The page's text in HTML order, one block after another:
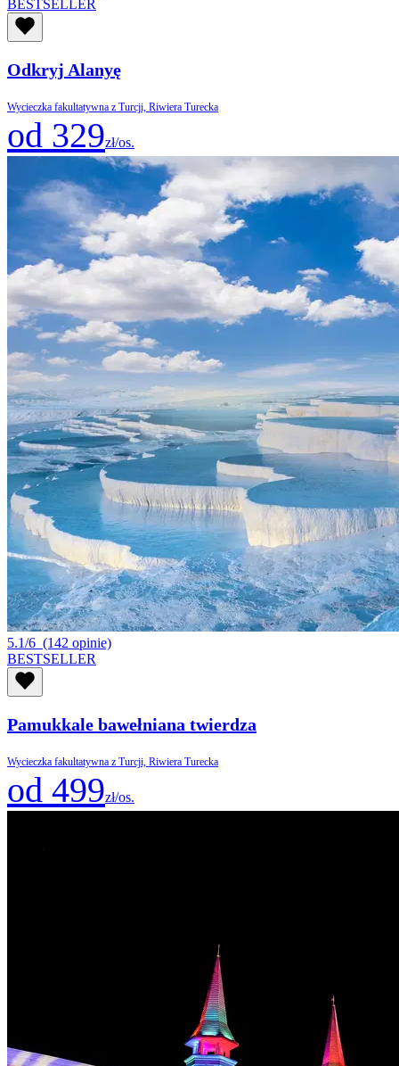
BESTSELLER
Odkryj Alanyę
Wycieczka fakultatywna z Turcji, Riwiera Turecka
od 329zł/os.
5.1/6 (142 opinie)
BESTSELLER
Pamukkale bawełniana twierdza
Wycieczka fakultatywna z Turcji, Riwiera Turecka
od 499zł/os.